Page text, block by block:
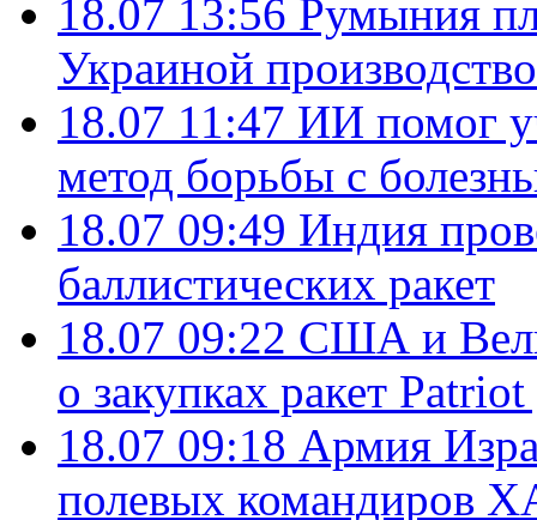
18.07 13:56 Румыния
Украиной
18.07 11:47 ИИ помог
метод борьбы с
18.07 09:49 Индия
баллистических ракет
18.07 09:22 США и
о закупках ракет
18.07 09:18 Армия
полевых командиров